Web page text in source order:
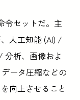
令セットだ。主
人工知能 (AI) /
分析、画像およ
ータ圧縮などの
向上させること